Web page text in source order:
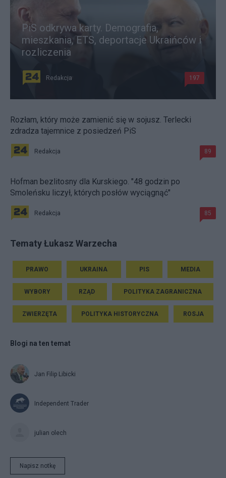
PiS odkrywa karty. Demografia,
mieszkania, ETS, deportacje Ukraińców i
rozliczenia
Redakcja 197
Rozłam, który może zamienić się w sojusz. Terlecki
zdradza tajemnice z posiedzeń PiS
Redakcja 89
Hofman bezlitosny dla Kurskiego. "48 godzin po
Smoleńsku liczył, których posłów wyciągnąć"
Redakcja 85
Tematy Łukasz Warzecha
PRAWO UKRAINA PIS MEDIA
WYBORY RZĄD POLITYKA ZAGRANICZNA
ZWIERZĘTA POLITYKA HISTORYCZNA ROSJA
Blogi na ten temat
Jan Filip Libicki
Independent Trader
julian olech
Napisz notkę